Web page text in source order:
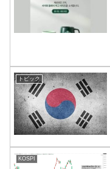
トピック
KOSPI